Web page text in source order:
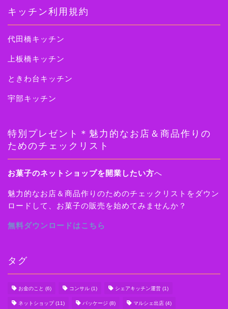
キッチン利用規約
代田橋キッチン
上板橋キッチン
ときわ台キッチン
宇部キッチン
特別プレゼント＊魅力的なお店＆商品作りの
ためのチェックリスト
お菓子のネットショップを開業したい方へ
魅力的なお店＆商品作りのためのチェックリストをダウン
ロードして、お菓子の販売を始めてみませんか？
無料ダウンロードはこちら
タグ
お金のこと (6) コンサル (1) シェアキッチン運営 (1)
ネットショップ(11) パッケージ (8) マルシェ出店 (4)